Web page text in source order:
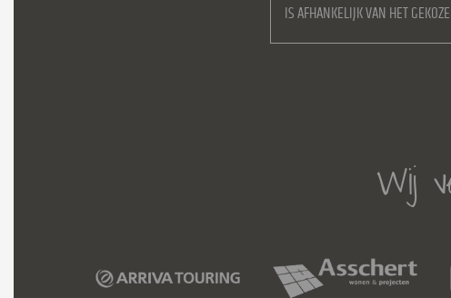
IS AFHANKELIJK VAN HET
Wij